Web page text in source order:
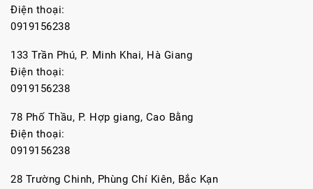
Điện thoại:
0919156238
133 Trần Phú, P. Minh Khai, Hà Giang
Điện thoại:
0919156238
78 Phố Thầu, P. Hợp giang, Cao Bằng
Điện thoại:
0919156238
28 Trường Chinh, Phùng Chí Kiên, Bắc Kạn